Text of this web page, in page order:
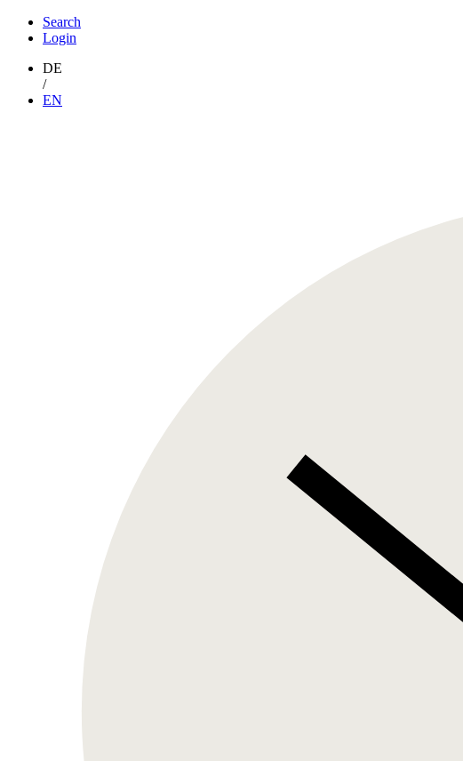
Search
Login
DE
/
EN